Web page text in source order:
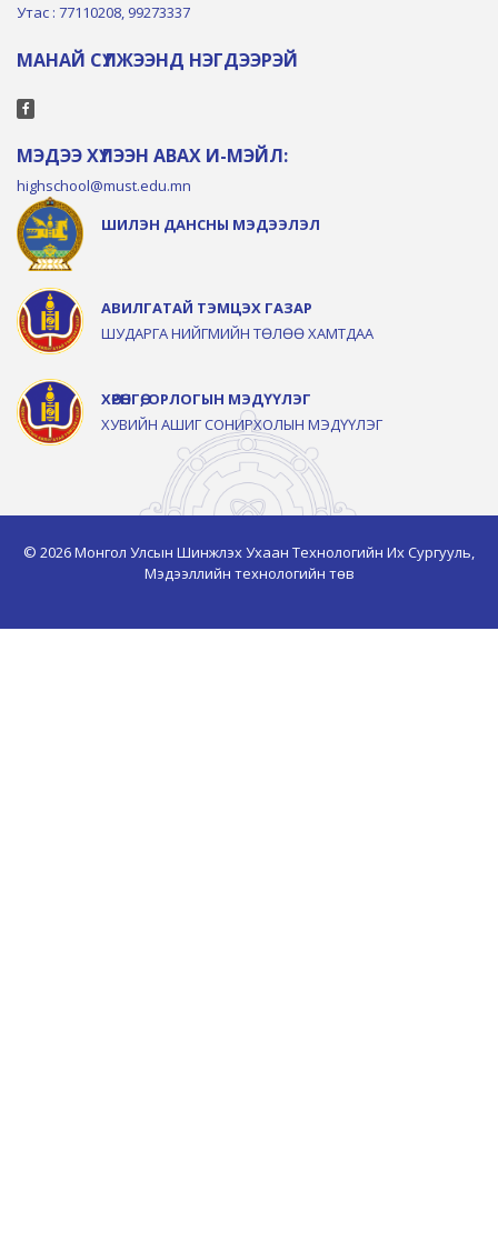
Утас : 77110208, 99273337
МАНАЙ СҮЛЖЭЭНД НЭГДЭЭРЭЙ
МЭДЭЭ ХҮЛЭЭН АВАХ И-МЭЙЛ:
highschool@must.edu.mn
ШИЛЭН ДАНСНЫ МЭДЭЭЛЭЛ
АВИЛГАТАЙ ТЭМЦЭХ ГАЗАР
ШУДАРГА НИЙГМИЙН ТӨЛӨӨ ХАМТДАА
ХӨРӨНГӨ, ОРЛОГЫН МЭДҮҮЛЭГ
ХУВИЙН АШИГ СОНИРХОЛЫН МЭДҮҮЛЭГ
© 2026 Монгол Улсын Шинжлэх Ухаан Технологийн Их Сургууль,
Мэдээллийн технологийн төв